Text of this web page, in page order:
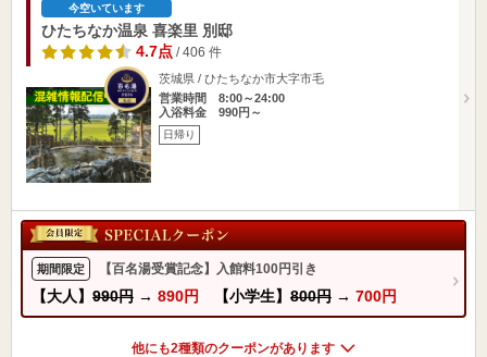
今空いています
ひたちなか温泉 喜楽里 別邸
4.7点/ 406 件
茨城県 / ひたちなか市大字市毛
営業時間 8:00～24:00
入浴料金 990円～
日帰り
期間限定 【百名湯受賞記念】入館料100円引き
【大人】 990円 → 890円 【小学生】 800円 → 700円
他にも2種類のクーポンがあります